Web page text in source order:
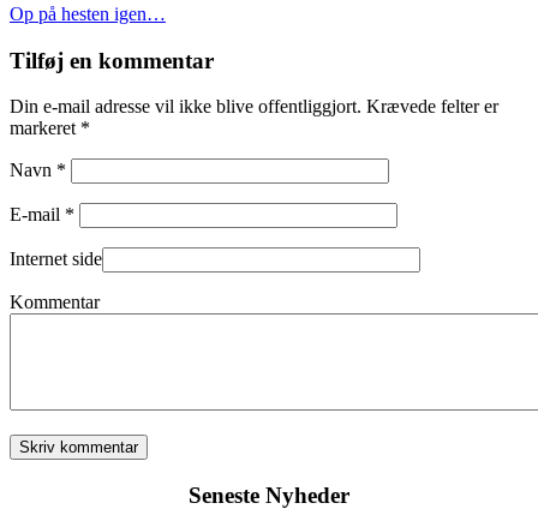
Indlægsnavigation
Op på hesten igen…
Tilføj en kommentar
Din e-mail adresse vil ikke blive offentliggjort. Krævede felter er
markeret *
Navn *
E-mail *
Internet side
Kommentar
Seneste Nyheder